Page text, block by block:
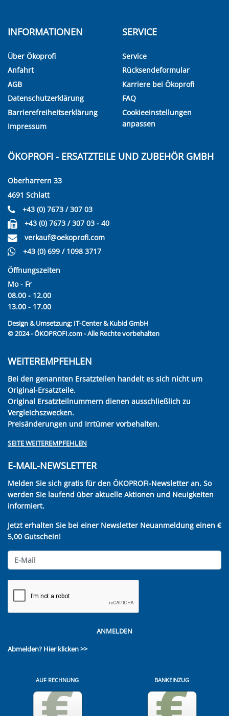
INFORMATIONEN
Über Ökoprofi
Anfahrt
AGB
Datenschutzerklärung
Barrierefreiheitserklärung
Impressum
SERVICE
Service
Rücksendeformular
Karriere bei Ökoprofi
FAQ
Cookieeinstellungen
anpassen
ÖKOPROFI - ERSATZTEILE UND ZUBEHÖR GMBH
Oberharrern 33
4691 Schlatt
+43 (0) 7673 / 307 03
+43 (0) 7673 / 307 03 - 40
verkauf@oekoprofi.com
+43 (0) 699 / 1098 3717
Öffnungszeiten
Mo - Fr
08.00 - 12.00
13.00 - 17.00
Design & Umsetzung: IT-Center & Kubid GmbH
© 2024 - ÖKOPROFI.com - Alle Rechte vorbehalten
WEITEREMPFEHLEN
Bei den genannten Ersatzteilen handelt es sich nicht um
Original-Ersatzteile.
Original Ersatzteilnummern dienen ausschließlich zu
Vergleichszwecken.
Preisänderungen und Irrtümer vorbehalten.
SEITE WEITEREMPFEHLEN
E-MAIL-NEWSLETTER
Melden Sie sich gratis für den ÖKOPROFI-Newsletter an. So
werden Sie laufend über aktuelle Aktionen und Neuigkeiten
informiert.
Jetzt erhalten Sie bei einer Newsletter Neuanmeldung einen €
5,00 Gutschein!
ANMELDEN
Abmelden? Hier klicken >>
AUF RECHNUNG BANKEINZUG